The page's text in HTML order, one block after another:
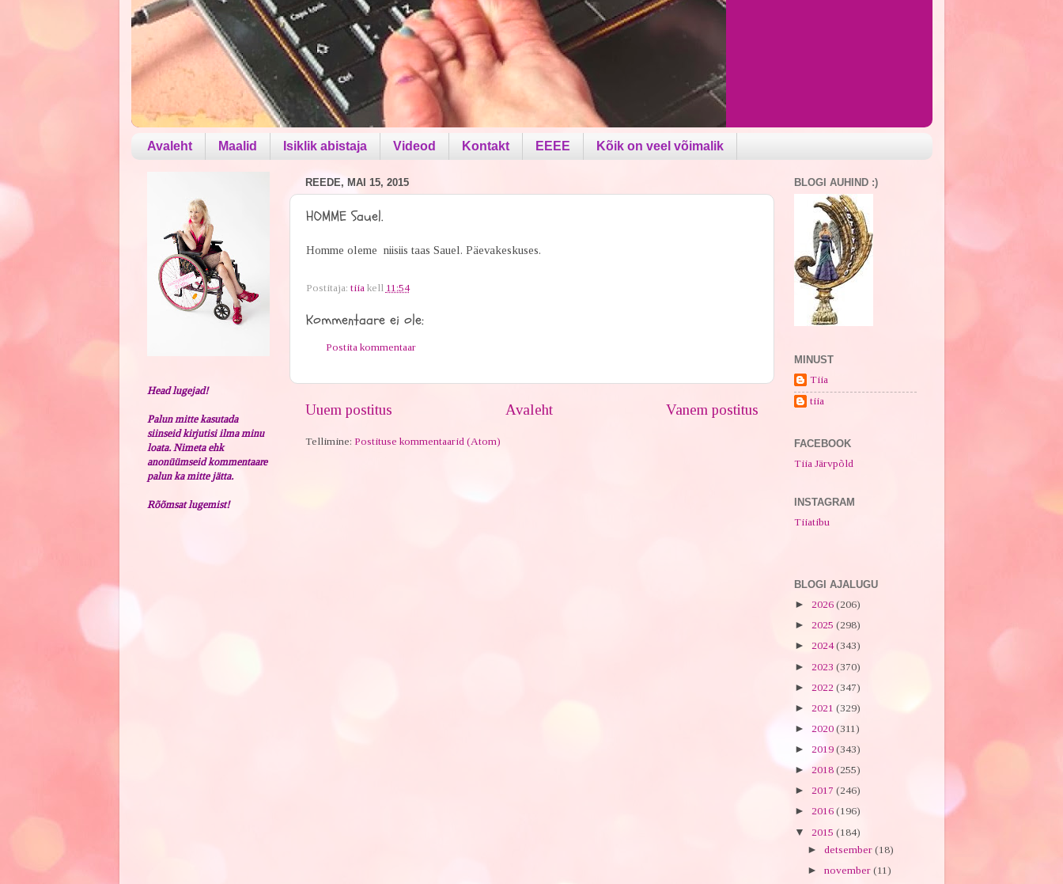
Avaleht Maalid Isiklik abistaja Videod Kontakt EEEE Kõik on veel võimalik
REEDE, MAI 15, 2015
HOMME Sauel.
Homme oleme niisiis taas Sauel. Päevakeskuses.
Postitaja: tiia kell 11:54
Kommentaare ei ole:
Postita kommentaar
Uuem postitus Vanem postitus
Avaleht
Tellimine: Postituse kommentaarid (Atom)
Head lugejad!
Palun mitte kasutada
siinseid kirjutisi ilma minu
loata. Nimeta ehk
anonüümseid kommentaare
palun ka mitte jätta.
Rõõmsat lugemist!
BLOGI AUHIND :)
MINUST
Tiia
tiia
FACEBOOK
Tiia Järvpõld
INSTAGRAM
Tiiatibu
BLOGI AJALUGU
► 2026 (206)
► 2025 (298)
► 2024(343)
► 2023 (370)
► 2022 (347)
► 2021 (329)
► 2020 (311)
► 2019 (343)
► 2018 (255)
► 2017 (246)
► 2016 (196)
▼ 2015 (184)
► detsember (18)
► november (11)